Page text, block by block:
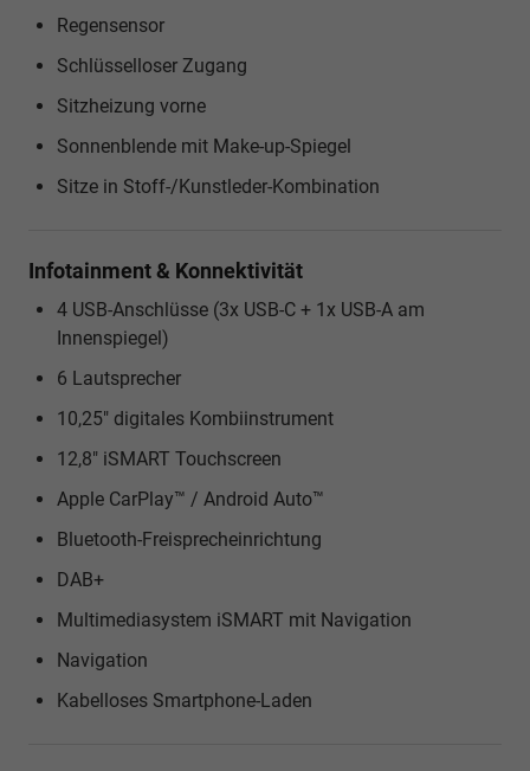
Regensensor
Schlüsselloser Zugang
Sitzheizung vorne
Sonnenblende mit Make-up-Spiegel
Sitze in Stoff-/Kunstleder-Kombination
Infotainment & Konnektivität
4 USB-Anschlüsse (3x USB-C + 1x USB-A am
Innenspiegel)
6 Lautsprecher
10,25" digitales Kombiinstrument
12,8" iSMART Touchscreen
Apple CarPlay™ / Android Auto™
Bluetooth-Freisprecheinrichtung
DAB+
Multimediasystem iSMART mit Navigation
Navigation
Kabelloses Smartphone-Laden